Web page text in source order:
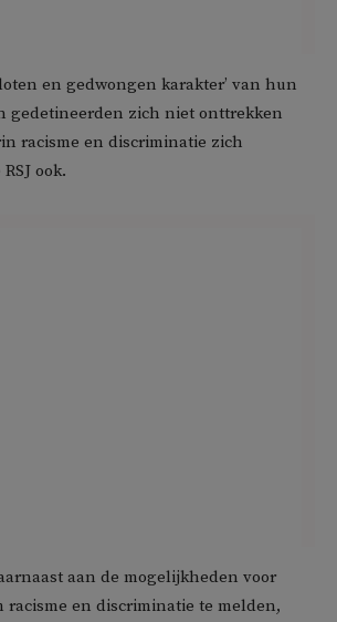
en gedwongen karakter’ van hun
gedetineerden zich niet onttrekken
racisme en discriminatie zich
ook.
aan de mogelijkheden voor
racisme en discriminatie te melden,